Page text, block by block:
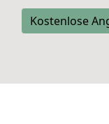
Kostenlose